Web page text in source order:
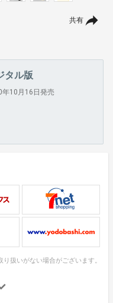
共有
タル版
年10月16日発売
り扱いがない場合がございます。